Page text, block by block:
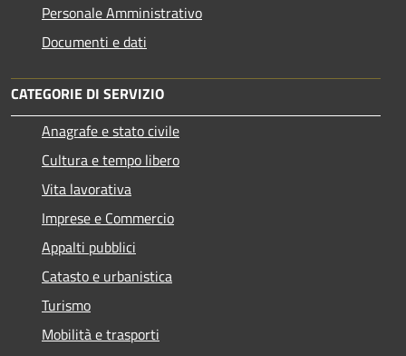
Personale Amministrativo
Documenti e dati
CATEGORIE DI SERVIZIO
Anagrafe e stato civile
Cultura e tempo libero
Vita lavorativa
Imprese e Commercio
Appalti pubblici
Catasto e urbanistica
Turismo
Mobilità e trasporti